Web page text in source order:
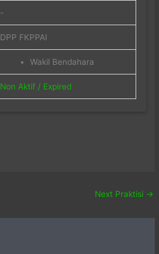
-
DPP FKPPAI
Wakil Bendahara
Non Aktif / Expired
Next Praktisi →